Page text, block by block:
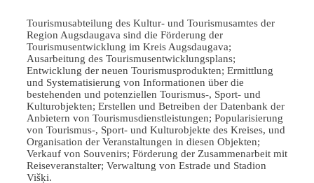
Tourismusabteilung des Kultur- und Tourismusamtes der
Region Augsdaugava sind die Förderung der
Tourismusentwicklung im Kreis Augsdaugava;
Ausarbeitung des Tourismusentwicklungsplans;
Entwicklung der neuen Tourismusprodukten; Ermittlung
und Systematisierung von Informationen über die
bestehenden und potenziellen Tourismus-, Sport- und
Kulturobjekten; Erstellen und Betreiben der Datenbank der
Anbietern von Tourismusdienstleistungen; Popularisierung
von Tourismus-, Sport- und Kulturobjekte des Kreises, und
Organisation der Veranstaltungen in diesen Objekten;
Verkauf von Souvenirs; Förderung der Zusammenarbeit mit
Reiseveranstalter; Verwaltung von Estrade und Stadion
Višķi.